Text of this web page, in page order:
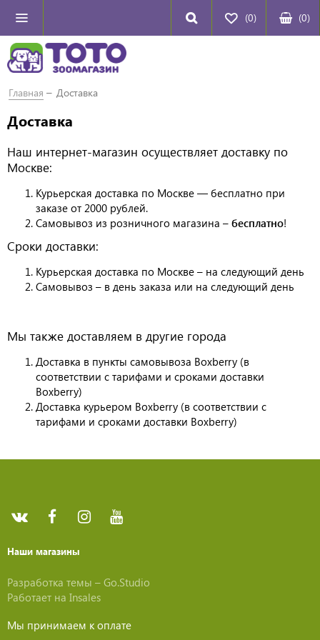
(0) (0)
Главная Доставка
Доставка
Наш интернет-магазин осуществляет доставку по
Москве:
Курьерская доставка по Москве — бесплатно при
заказе от 2000 рублей.
Самовывоз из розничного магазина – бесплатно!
Сроки доставки:
Курьерская доставка по Москве – на следующий день
Самовывоз – в день заказа или на следующий день
Мы также доставляем в другие города
Доставка в пункты самовывоза Boxberry (в
соответствии с тарифами и сроками доставки
Boxberry)
Доставка курьером Boxberry (в соответствии с
тарифами и сроками доставки Boxberry)
Наши магазины
Разработка темы – Go.Studio
Работает на Insales
Мы принимаем к оплате